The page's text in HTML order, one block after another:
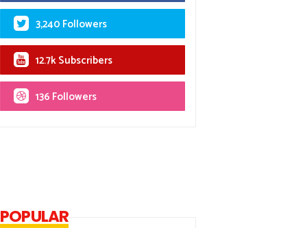
3,240 Followers
12.7k Subscribers
136 Followers
POPULAR